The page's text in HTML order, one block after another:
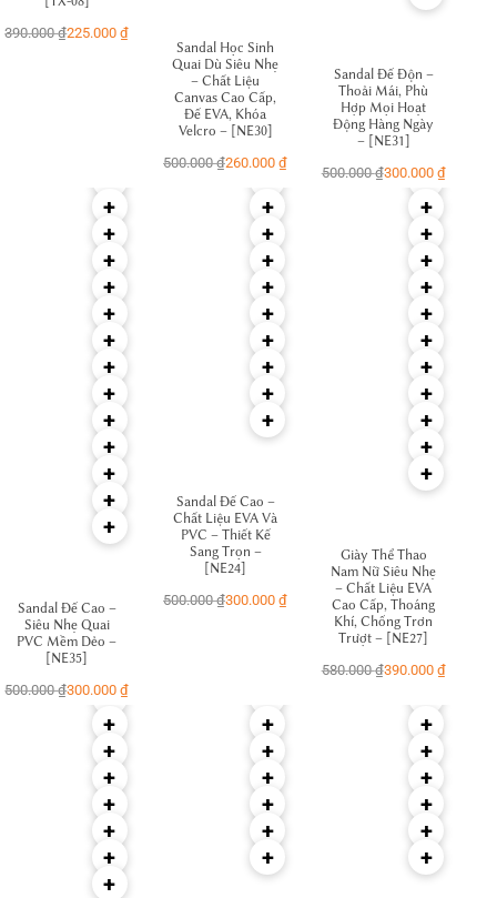
390.000₫225.000₫
Sandal Học Sinh
Quai Dù Siêu Nhẹ
– Chất Liệu
Canvas Cao Cấp,
Đế EVA, Khóa
Velcro – [NE30]
500.000₫260.000 ₫
Sandal Đế Độn –
Thoải Mái, Phù
Hợp Mọi Hoạt
Động Hàng Ngày
– [NE31]
500.000₫300.000 ₫
+
+
+
+
+
+
+
+
+
+
+
+
+
Sandal Đế Cao –
Siêu Nhẹ Quai
PVC Mềm Dẻo –
[NE35]
500.000₫300.000₫
+
+
+
+
+
+
+
+
+
Sandal Đế Cao –
Chất Liệu EVA Và
PVC – Thiết Kế
Sang Trọn –
[NE24]
500.000₫300.000 ₫
+
+
+
+
+
+
+
+
+
+
+
+
Giày Thể Thao
Nam Nữ Siêu Nhẹ
– Chất Liệu EVA
Cao Cấp, Thoáng
Khí, Chống Trơn
Trượt – [NE27]
580.000₫390.000 ₫
+
+
+
+
+
+
+
+
+
+
+
+
+
+
+
+
+
+
+
+